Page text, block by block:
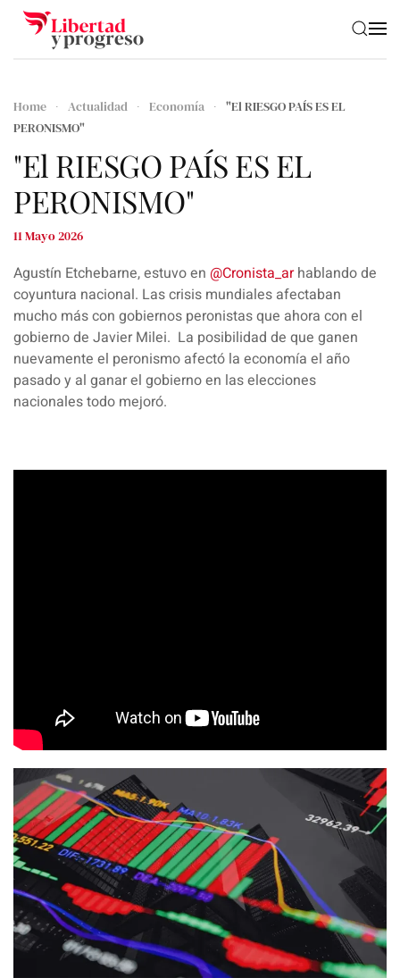
Skip to main content
Home Actualidad Economía
"El RIESGO PAÍS ES EL
PERONISMO"
"El RIESGO PAÍS ES EL
PERONISMO"
11 Mayo 2026
Agustín Etchebarne, estuvo en ‪@Cronista_ar‬hablando de
coyuntura nacional. Las crisis mundiales afectaban
mucho más con gobiernos peronistas que ahora con el
gobierno de Javier Milei. La posibilidad de que ganen
nuevamente el peronismo afectó la economía el año
pasado y al ganar el gobierno en las elecciones
nacionales todo mejoró.